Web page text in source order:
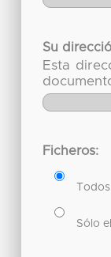
Su
Esta
Ficheros:
Sólo